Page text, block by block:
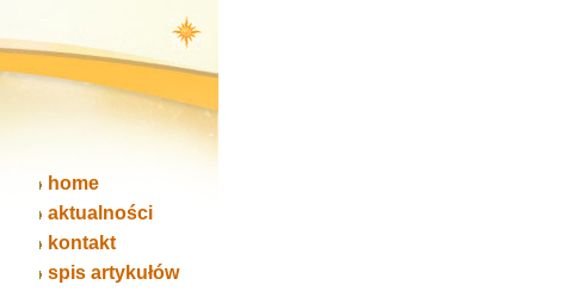
home
aktualności
kontakt
spis artykułów